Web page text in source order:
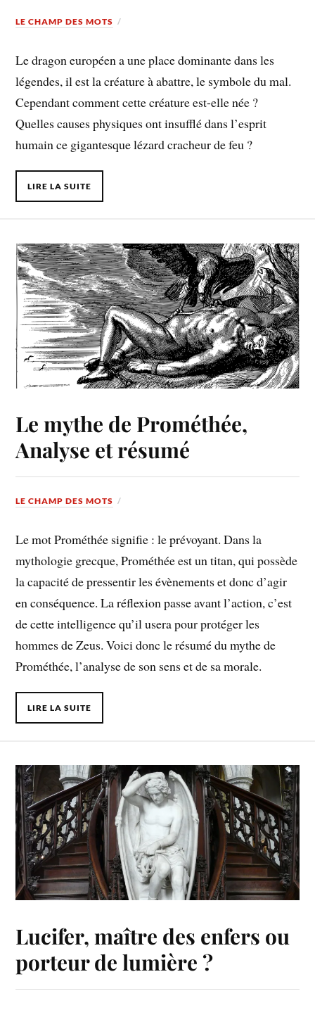
LE CHAMP DES MOTS
Le dragon européen a une place dominante dans les
légendes, il est la créature à abattre, le symbole du mal.
Cependant comment cette créature est-elle née ?
Quelles causes physiques ont insufflé dans l’esprit
humain ce gigantesque lézard cracheur de feu ?
LIRE LA SUITE
Le mythe de Prométhée,
Analyse et résumé
LE CHAMP DES MOTS
Le mot Prométhée signifie : le prévoyant. Dans la
mythologie grecque, Prométhée est un titan, qui possède
la capacité de pressentir les évènements et donc d’agir
en conséquence. La réflexion passe avant l’action, c’est
de cette intelligence qu’il usera pour protéger les
hommes de Zeus. Voici donc le résumé du mythe de
Prométhée, l’analyse de son sens et de sa morale.
LIRE LA SUITE
Lucifer, maître des enfers ou
porteur de lumière ?